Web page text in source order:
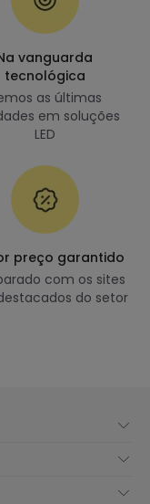
vanguarda
tecnológica
as últimas
em soluções
LED
preço garantido
com os sites
do setor